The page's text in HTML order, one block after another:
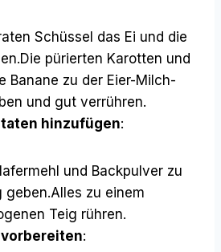
Schüssel das Ei und die
pürierten Karotten und
Banane zu der Eier-Milch-
und gut verrühren.
hinzufügen:
und Backpulver zu
geben.Alles zu einem
Teig rühren.
: